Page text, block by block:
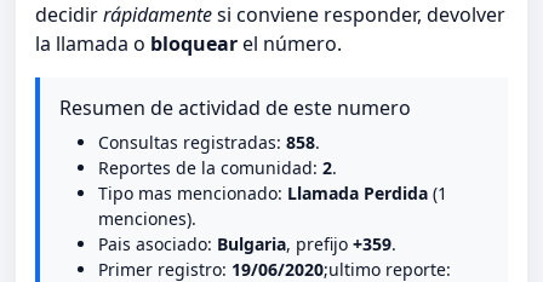
decidirrápidamentesi conviene responder, devolver
la llamada o bloquearel número.
Resumen de actividad de este numero
Consultas registradas: 858.
Reportes de la comunidad: 2.
Tipo mas mencionado: Llamada Perdida (1
menciones).
Pais asociado: Bulgaria, prefijo +359.
Primer registro: 19/06/2020;ultimo reporte: